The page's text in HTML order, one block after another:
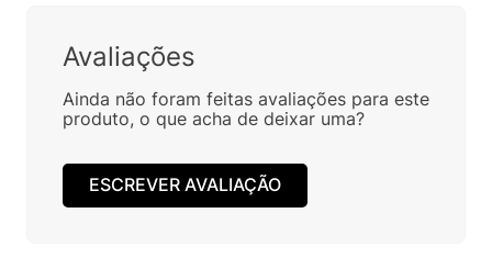
Avaliações
Ainda não foram feitas avaliações para este
produto, o que acha de deixar uma?
ESCREVER AVALIAÇÃO